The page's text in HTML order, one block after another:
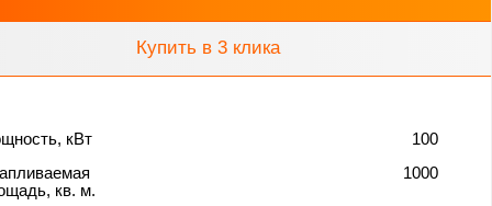
Купить в 3 клика
кВт
100
кв. м.
1000